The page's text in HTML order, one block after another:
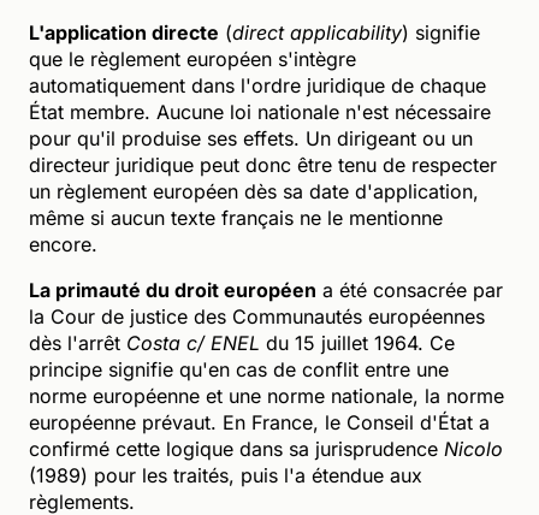
L'application directe (direct applicability) signifie
que le règlement européen s'intègre
automatiquement dans l'ordre juridique de chaque
État membre. Aucune loi nationale n'est nécessaire
pour qu'il produise ses effets. Un dirigeant ou un
directeur juridique peut donc être tenu de respecter
un règlement européen dès sa date d'application,
même si aucun texte français ne le mentionne
encore.
La primauté du droit européen a été consacrée par
la Cour de justice des Communautés européennes
dès l'arrêt Costa c/ ENEL du 15 juillet 1964. Ce
principe signifie qu'en cas de conflit entre une
norme européenne et une norme nationale, la norme
européenne prévaut. En France, le Conseil d'État a
confirmé cette logique dans sa jurisprudence Nicolo
(1989) pour les traités, puis l'a étendue aux
règlements.